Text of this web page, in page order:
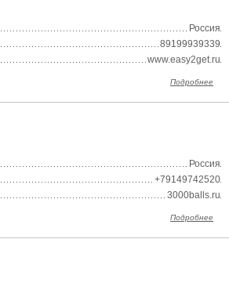
Россия
89199939339
www.easy2get.ru
Подробнее
Россия
+79149742520
3000balls.ru
Подробнее